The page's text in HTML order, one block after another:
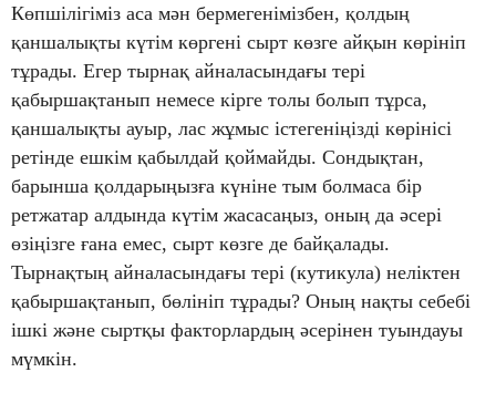
Көпшілігіміз аса мән бермегенімізбен, қолдың
қаншалықты күтім көргені сырт көзге айқын көрініп
тұрады. Егер тырнақ айналасындағы тері
қабыршақтанып немесе кірге толы болып тұрса,
қаншалықты ауыр, лас жұмыс істегеніңізді көрінісі
ретінде ешкім қабылдай қоймайды. Сондықтан,
барынша қолдарыңызға күніне тым болмаса бір
ретжатар алдында күтім жасасаңыз, оның да әсері
өзіңізге ғана емес, сырт көзге де байқалады.
Тырнақтың айналасындағы тері (кутикула) неліктен
қабыршақтанып, бөлініп тұрады? Оның нақты себебі
ішкі және сыртқы факторлардың әсерінен туындауы
мүмкін.